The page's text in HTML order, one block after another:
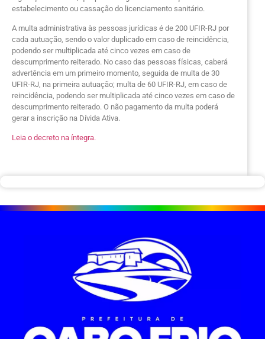
estabelecimento ou cassação do licenciamento sanitário.
A multa administrativa às pessoas jurídicas é de 200 UFIR-RJ por
cada autuação, sendo o valor duplicado em caso de reincidência,
podendo ser multiplicada até cinco vezes em caso de
descumprimento reiterado. No caso das pessoas físicas, caberá
advertência em um primeiro momento, seguida de multa de 30
UFIR-RJ, na primeira autuação; multa de 60 UFIR-RJ, em caso de
reincidência, podendo ser multiplicada até cinco vezes em caso de
descumprimento reiterado. O não pagamento da multa poderá
gerar a inscrição na Dívida Ativa.
Leia o decreto na íntegra.